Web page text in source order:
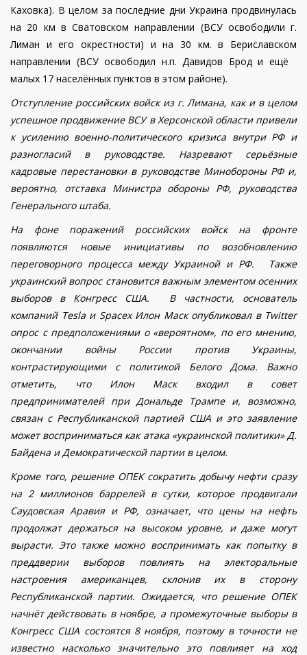
Каховка). В целом за последние дни Украина продвинулась
на 20 км в Сватовском направлении (ВСУ освободили г.
Лиман и его окрестности) и на 30 км. в Бериславском
направлении (ВСУ освободил н.п. Давидов Брод и ещё
малых 17 населённых пунктов в этом районе).
Отступление российских войск из г. Лимана, как и в целом
успешное продвижение ВСУ в Херсонской области привели
к усилению военно-политического кризиса внутри РФ и
разногласий в руководстве.
Назревают серьёзные
кадровые перестановки в руководстве Минобороны РФ и,
вероятно, отставка Министра обороны РФ, руководства
Генерального штаба.
На фоне поражений российских войск на фронте
появляются новые инициативы по возобновлению
переговорного процесса между Украиной и РФ.
Также
украинский вопрос становится важным элементом осенних
выборов в Конгресс США. В частности, основатель
компаний Tesla и Spacex Илон Маск опубликовал в Twitter
опрос с предположениями о «вероятном», по его мнению,
окончании войны России против Украины,
контрастирующими с политикой Белого Дома. Важно
отметить, что Илон Маск входил в совет
предпринимателей при Дональде Трампе и, возможно,
связан с Республиканской партией США и это заявление
может восприниматься как атака «украинской политики» Д.
Байдена и Демократической партии в целом.
Кроме того, решение ОПЕК сократить добычу нефти сразу
на 2 миллионов баррелей в сутки, которое продвигали
Саудовская Аравия и РФ, означает, что цены на нефть
продолжат держаться на высоком уровне, и даже могут
вырасти. Это также можно воспринимать как попытку в
преддверии выборов повлиять на электоральные
настроения американцев, склонив их в сторону
Республиканской партии. Ожидается, что решение ОПЕК
начнёт действовать в ноябре, а промежуточные выборы в
Конгресс США состоятся 8 ноября, поэтому в точности не
известно насколько значительно это повлияет на ход